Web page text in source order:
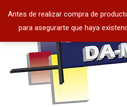
Antes de realizar compra de
para asegurarte que haya